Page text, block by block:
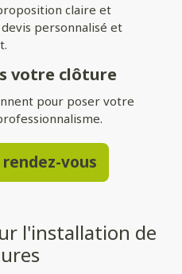
garantir une intimité
la lumière tout en délimitant
allier confort et esthétisme.
à votre terrain
posée directement au sol ou
et de
claire et
personnalisé et
votre clôture
pour poser votre
vous
l'installation de